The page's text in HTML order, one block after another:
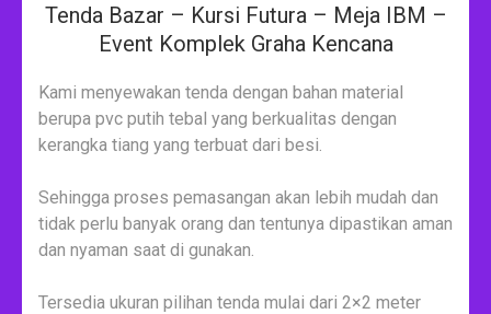
Tenda Bazar – Kursi Futura – Meja IBM –
Event Komplek Graha Kencana
Kami menyewakan tenda dengan bahan material
berupa pvc putih tebal yang berkualitas dengan
kerangka tiang yang terbuat dari besi.
Sehingga proses pemasangan akan lebih mudah dan
tidak perlu banyak orang dan tentunya dipastikan aman
dan nyaman saat di gunakan.
Tersedia ukuran pilihan tenda mulai dari 2×2 meter